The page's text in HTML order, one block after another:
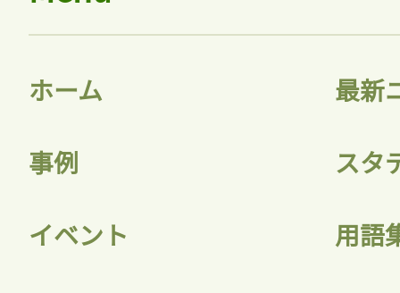
ホーム 最新
事例 スタ
イベント 用語